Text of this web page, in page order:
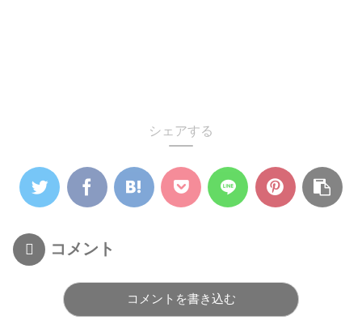
シェアする
コメント
コメントを書き込む